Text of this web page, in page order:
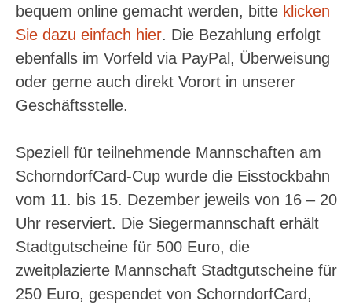
bequem online gemacht werden, bitte klicken
Sie dazu einfach hier. Die Bezahlung erfolgt
ebenfalls im Vorfeld via PayPal, Überweisung
oder gerne auch direkt Vorort in unserer
Geschäftsstelle.
Speziell für teilnehmende Mannschaften am
SchorndorfCard-Cup wurde die Eisstockbahn
vom 11. bis 15. Dezember jeweils von 16 – 20
Uhr reserviert. Die Siegermannschaft erhält
Stadtgutscheine für 500 Euro, die
zweitplazierte Mannschaft Stadtgutscheine für
250 Euro, gespendet von SchorndorfCard,